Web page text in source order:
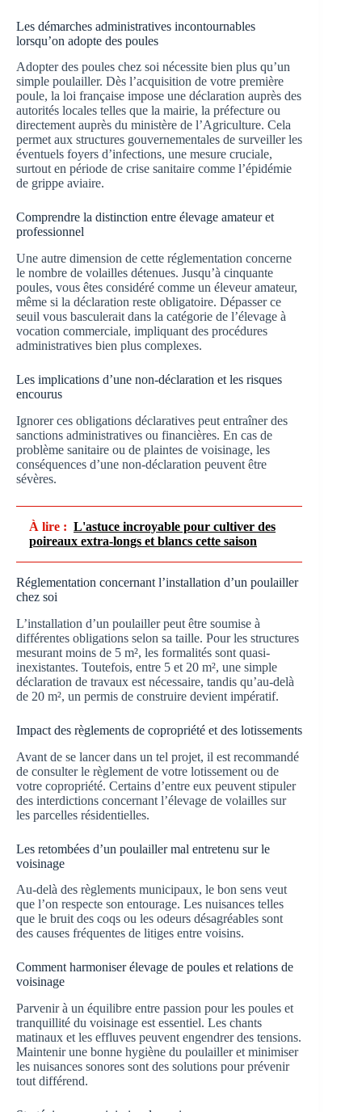
Les démarches administratives incontournables
lorsqu’on adopte des poules
Adopter des poules chez soi nécessite bien plus qu’un
simple poulailler. Dès l’acquisition de votre première
poule, la loi française impose une déclaration auprès des
autorités locales telles que la mairie, la préfecture ou
directement auprès du ministère de l’Agriculture. Cela
permet aux structures gouvernementales de surveiller les
éventuels foyers d’infections, une mesure cruciale,
surtout en période de crise sanitaire comme l’épidémie
de grippe aviaire.
Comprendre la distinction entre élevage amateur et
professionnel
Une autre dimension de cette réglementation concerne
le nombre de volailles détenues. Jusqu’à cinquante
poules, vous êtes considéré comme un éleveur amateur,
même si la déclaration reste obligatoire. Dépasser ce
seuil vous basculerait dans la catégorie de l’élevage à
vocation commerciale, impliquant des procédures
administratives bien plus complexes.
Les implications d’une non-déclaration et les risques
encourus
Ignorer ces obligations déclaratives peut entraîner des
sanctions administratives ou financières. En cas de
problème sanitaire ou de plaintes de voisinage, les
conséquences d’une non-déclaration peuvent être
sévères.
À lire : L'astuce incroyable pour cultiver des
poireaux extra-longs et blancs cette saison
Réglementation concernant l’installation d’un poulailler
chez soi
L’installation d’un poulailler peut être soumise à
différentes obligations selon sa taille. Pour les structures
mesurant moins de 5 m², les formalités sont quasi-
inexistantes. Toutefois, entre 5 et 20 m², une simple
déclaration de travaux est nécessaire, tandis qu’au-delà
de 20 m², un permis de construire devient impératif.
Impact des règlements de copropriété et des lotissements
Avant de se lancer dans un tel projet, il est recommandé
de consulter le règlement de votre lotissement ou de
votre copropriété. Certains d’entre eux peuvent stipuler
des interdictions concernant l’élevage de volailles sur
les parcelles résidentielles.
Les retombées d’un poulailler mal entretenu sur le
voisinage
Au-delà des règlements municipaux, le bon sens veut
que l’on respecte son entourage. Les nuisances telles
que le bruit des coqs ou les odeurs désagréables sont
des causes fréquentes de litiges entre voisins.
Comment harmoniser élevage de poules et relations de
voisinage
Parvenir à un équilibre entre passion pour les poules et
tranquillité du voisinage est essentiel. Les chants
matinaux et les effluves peuvent engendrer des tensions.
Maintenir une bonne hygiène du poulailler et minimiser
les nuisances sonores sont des solutions pour prévenir
tout différend.